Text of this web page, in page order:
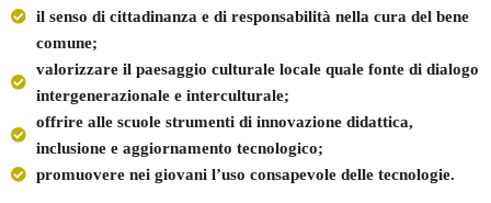
il senso di cittadinanza e di responsabilità nella cura del bene
comune;
valorizzare il paesaggio culturale locale quale fonte di dialogo
intergenerazionale e interculturale;
offrire alle scuole strumenti di innovazione didattica,
inclusione e aggiornamento tecnologico;
promuovere nei giovani l’uso consapevole delle tecnologie.